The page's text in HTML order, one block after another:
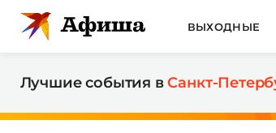
ВЫХОДНЫЕ
Лучшие события вСанкт-